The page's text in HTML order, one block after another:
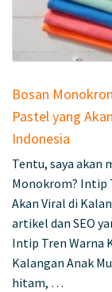
Bosan
Pastel yang
Indonesia
Tentu, saya akan
Monokrom? Intip
Akan Viral di
artikel dan SEO
Intip Tren Warna
Kalangan Anak
hitam, …